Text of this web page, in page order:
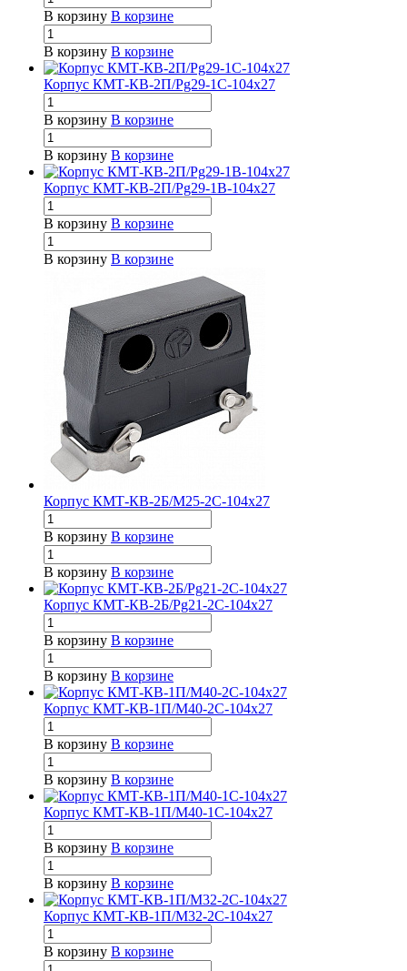
В корзину В корзине
В корзину В корзине
Корпус КМТ-КВ-2П/Pg29-1С-104х27
В корзину В корзине
В корзину В корзине
Корпус КМТ-КВ-2П/Pg29-1В-104х27
В корзину В корзине
В корзину В корзине
Корпус КМТ-КВ-2Б/М25-2С-104х27
В корзину В корзине
В корзину В корзине
Корпус КМТ-КВ-2Б/Pg21-2С-104х27
В корзину В корзине
В корзину В корзине
Корпус КМТ-КВ-1П/М40-2С-104х27
В корзину В корзине
В корзину В корзине
Корпус КМТ-КВ-1П/М40-1С-104х27
В корзину В корзине
В корзину В корзине
Корпус КМТ-КВ-1П/М32-2С-104х27
В корзину В корзине